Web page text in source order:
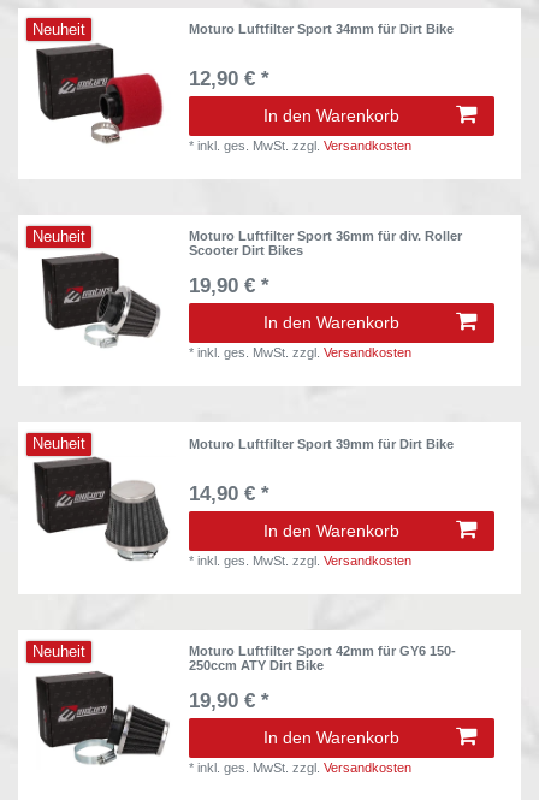
Neuheit Moturo Luftfilter Sport 34mm für Dirt Bike
12,90 € *
In den Warenkorb
*inkl. ges. MwSt. zzgl.Versandkosten
Neuheit
Moturo Luftfilter Sport 36mm für div. Roller
Scooter Dirt Bikes
19,90 € *
In den Warenkorb
*inkl. ges. MwSt. zzgl.Versandkosten
Neuheit Moturo Luftfilter Sport 39mm für Dirt Bike
14,90 € *
In den Warenkorb
*inkl. ges. MwSt. zzgl.Versandkosten
Neuheit
Moturo Luftfilter Sport 42mm für GY6 150-
250ccm ATY Dirt Bike
19,90 € *
In den Warenkorb
*inkl. ges. MwSt. zzgl.Versandkosten